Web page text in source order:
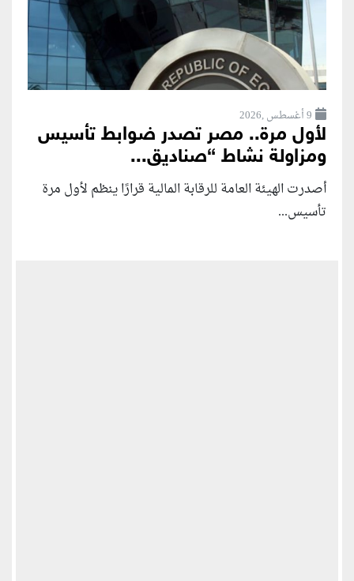
9 أغسطس ,2026
لأول مرة.. مصر تصدر ضوابط تأسيس
ومزاولة نشاط “صناديق...
أصدرت الهيئة العامة للرقابة المالية قرارًا ينظم لأول مرة
تأسيس...